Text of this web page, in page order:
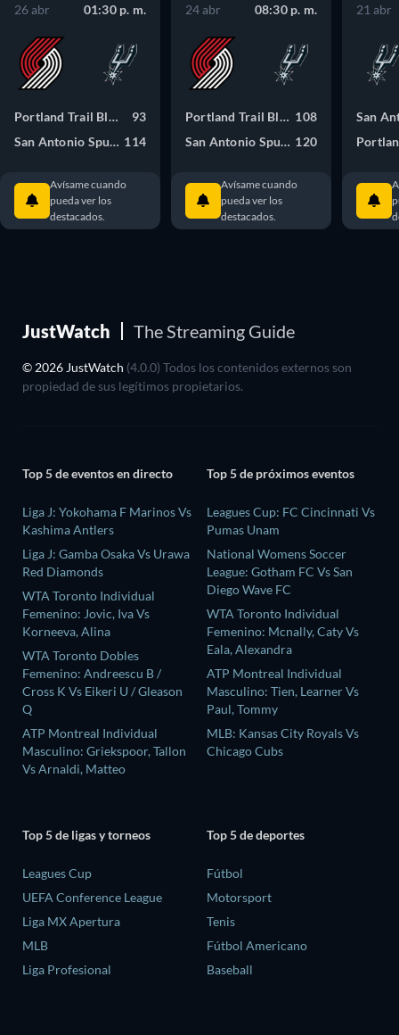
26 abr 01:30 p. m.
Portland Trail Blazers
93
San Antonio Spurs 114
Avísame cuando
pueda ver los
destacados.
24 abr 08:30 p. m.
Portland Trail Blazers 108
San Antonio Spurs 120
Avísame cuando
pueda ver los
destacados.
21 abr
JustWatch The Streaming Guide
© 2026 JustWatch (4.0.0) Todos los contenidos externos son
propiedad de sus legítimos propietarios.
Top 5 de eventos en directo
Liga J: Yokohama F Marinos Vs
Kashima Antlers
Liga J: Gamba Osaka Vs Urawa
Red Diamonds
WTA Toronto Individual
Femenino: Jovic, Iva Vs
Korneeva, Alina
WTA Toronto Dobles
Femenino: Andreescu B /
Cross K Vs Eikeri U / Gleason
Q
ATP Montreal Individual
Masculino: Griekspoor, Tallon
Vs Arnaldi, Matteo
Top 5 de próximos eventos
Leagues Cup: FC Cincinnati Vs
Pumas Unam
National Womens Soccer
League: Gotham FC Vs San
Diego Wave FC
WTA Toronto Individual
Femenino: Mcnally, Caty Vs
Eala, Alexandra
ATP Montreal Individual
Masculino: Tien, Learner Vs
Paul, Tommy
MLB: Kansas City Royals Vs
Chicago Cubs
Top 5 de ligas y torneos
Leagues Cup
UEFA Conference League
Liga MX Apertura
MLB
Liga Profesional
Top 5 de deportes
Fútbol
Motorsport
Tenis
Fútbol Americano
Baseball